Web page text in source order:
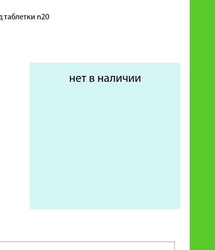
таблетки n20
нет в наличии